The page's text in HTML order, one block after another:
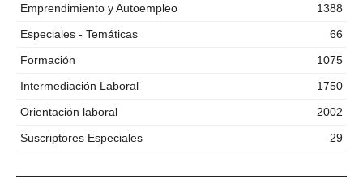
Emprendimiento y Autoempleo
1388
Especiales - Temáticas
66
Formación
1075
Intermediación Laboral
1750
Orientación laboral
2002
Suscriptores Especiales
29